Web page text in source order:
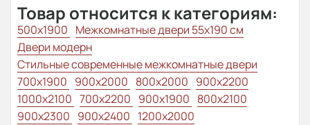
Товар относится к категориям:
500x1900 Межкомнатные двери 55х190 см
Двери модерн
Стильные современные межкомнатные двери
700x1900 900x2000 800x2000 900x2200
1000x2100 700x2200 900x1900 800x2100
900x2300 900x2400 1200x2000